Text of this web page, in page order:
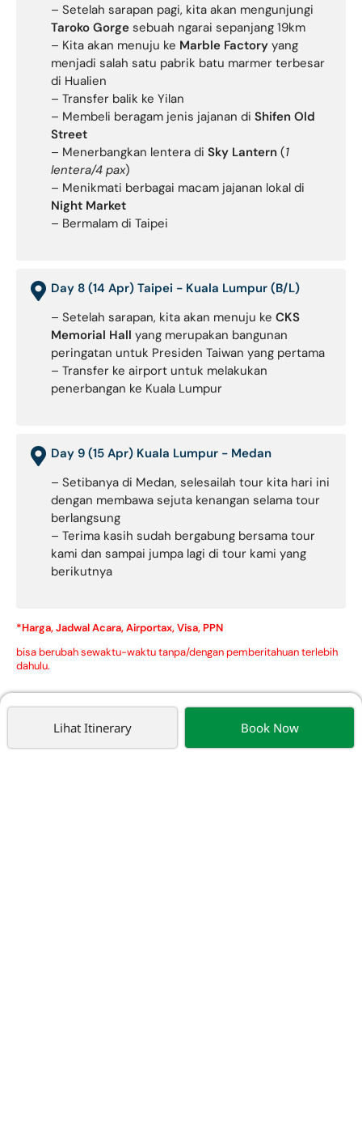
– Setelah sarapan pagi, kita akan mengunjungi
Taroko Gorge sebuah ngarai sepanjang 19km
– Kita akan menuju ke Marble Factory yang
menjadi salah satu pabrik batu marmer terbesar
di Hualien
– Transfer balik ke Yilan
– Membeli beragam jenis jajanan di Shifen Old
Street
– Menerbangkan lentera di Sky Lantern (1
lentera/4 pax)
– Menikmati berbagai macam jajanan lokal di
Night Market
– Bermalam di Taipei
Day 8 (14 Apr) Taipei - Kuala Lumpur (B/L)
– Setelah sarapan, kita akan menuju ke CKS
Memorial Hall yang merupakan bangunan
peringatan untuk Presiden Taiwan yang pertama
– Transfer ke airport untuk melakukan
penerbangan ke Kuala Lumpur
Day 9 (15 Apr) Kuala Lumpur - Medan
– Setibanya di Medan, selesailah tour kita hari ini
dengan membawa sejuta kenangan selama tour
berlangsung
– Terima kasih sudah bergabung bersama tour
kami dan sampai jumpa lagi di tour kami yang
berikutnya
*Harga, Jadwal Acara, Airportax, Visa, PPN
bisa berubah sewaktu-waktu tanpa/dengan pemberitahuan terlebih
dahulu.
Lihat Itinerary Book Now